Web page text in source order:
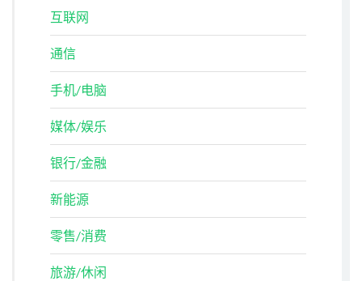
互联网
通信
手机/电脑
媒体/娱乐
银行/金融
新能源
零售/消费
旅游/休闲